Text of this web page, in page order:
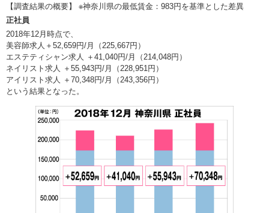
【調査結果の概要】 ※神奈川県の最低賃金：983円を基準とした差異
正社員
2018年12月時点で、
美容師求人＋52,659円/月（225,667円）
エステティシャン求人 ＋41,040円/月（214,048円）
ネイリスト求人 ＋55,943円/月（228,951円）
アイリスト求人 ＋70,348円/月（243,356円）
という結果となった。